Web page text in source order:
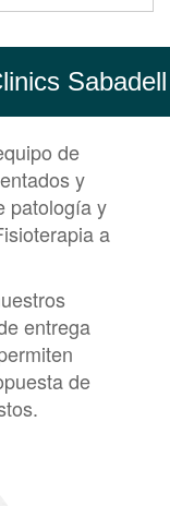
Sabadell
de
y
patología y
a
entrega
de